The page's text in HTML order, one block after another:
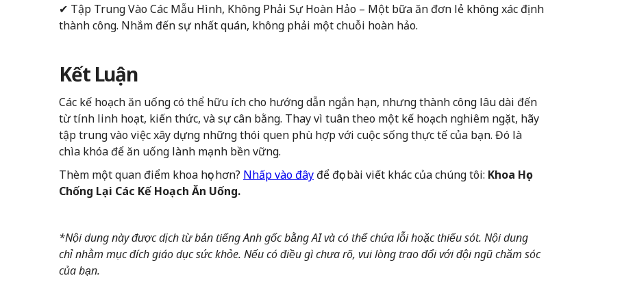
✔ Tập Trung Vào Các Mẫu Hình, Không Phải Sự Hoàn Hảo – Một bữa ăn đơn lẻ không xác định
thành công. Nhắm đến sự nhất quán, không phải một chuỗi hoàn hảo.
Kết Luận
Các kế hoạch ăn uống có thể hữu ích cho hướng dẫn ngắn hạn, nhưng thành công lâu dài đến
từ tính linh hoạt, kiến thức, và sự cân bằng. Thay vì tuân theo một kế hoạch nghiêm ngặt, hãy
tập trung vào việc xây dựng những thói quen phù hợp với cuộc sống thực tế của bạn. Đó là
chìa khóa để ăn uống lành mạnh bền vững.
Thèm một quan điểm khoa học hơn? Nhấp vào đâyđể đọc bài viết khác của chúng tôi: Khoa Học
Chống Lại Các Kế Hoạch Ăn Uống.
*Nội dung này được dịch từ bản tiếng Anh gốc bằng AI và có thể chứa lỗi hoặc thiếu sót. Nội dung
chỉ nhằm mục đích giáo dục sức khỏe. Nếu có điều gì chưa rõ, vui lòng trao đổi với đội ngũ chăm sóc
của bạn.